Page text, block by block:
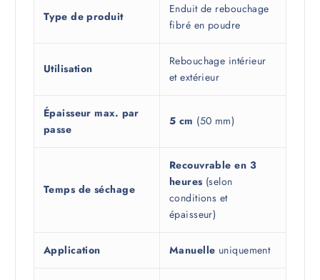
Type de produit
Enduit de rebouchage
fibré en poudre
Utilisation
Rebouchage intérieur
et extérieur
Épaisseur max. par
passe
5 cm (50 mm)
Temps de séchage
Recouvrable en 3
heures (selon
conditions et
épaisseur)
Application Manuelle uniquement